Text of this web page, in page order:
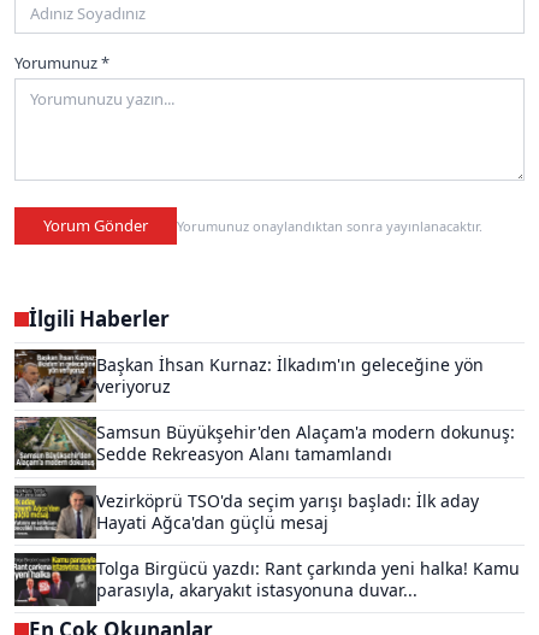
Yorumunuz *
Yorum Gönder Yorumunuz onaylandıktan sonra yayınlanacaktır.
İlgili Haberler
Başkan İhsan Kurnaz: İlkadım'ın geleceğine yön
veriyoruz
Samsun Büyükşehir'den Alaçam'a modern dokunuş:
Sedde Rekreasyon Alanı tamamlandı
Vezirköprü TSO'da seçim yarışı başladı: İlk aday
Hayati Ağca'dan güçlü mesaj
Tolga Birgücü yazdı: Rant çarkında yeni halka! Kamu
parasıyla, akaryakıt istasyonuna duvar...